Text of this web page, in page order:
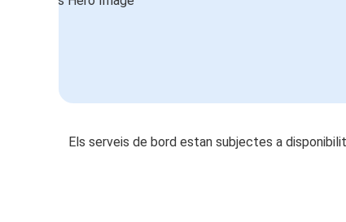
Els serveis de bord estan subjectes a